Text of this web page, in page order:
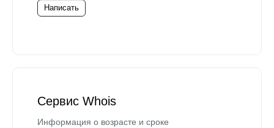
Написать
Сервис Whois
Информация о возрасте и сроке